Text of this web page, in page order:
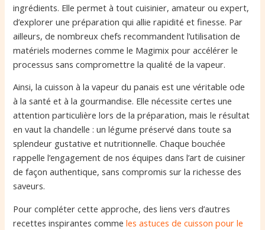
ingrédients. Elle permet à tout cuisinier, amateur ou expert,
d’explorer une préparation qui allie rapidité et finesse. Par
ailleurs, de nombreux chefs recommandent l’utilisation de
matériels modernes comme le Magimix pour accélérer le
processus sans compromettre la qualité de la vapeur.
Ainsi, la cuisson à la vapeur du panais est une véritable ode
à la santé et à la gourmandise. Elle nécessite certes une
attention particulière lors de la préparation, mais le résultat
en vaut la chandelle : un légume préservé dans toute sa
splendeur gustative et nutritionnelle. Chaque bouchée
rappelle l’engagement de nos équipes dans l’art de cuisiner
de façon authentique, sans compromis sur la richesse des
saveurs.
Pour compléter cette approche, des liens vers d’autres
recettes inspirantes commeles astuces de cuisson pour le